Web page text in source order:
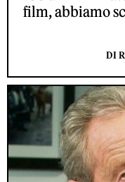
film, abbiamo
DI